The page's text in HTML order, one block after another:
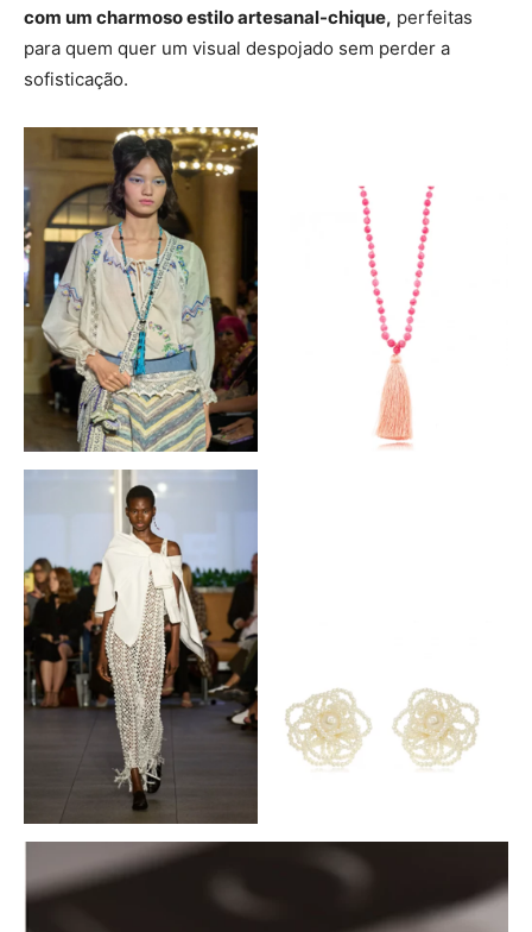
com um charmoso estilo artesanal-chique, perfeitas
para quem quer um visual despojado sem perder a
sofisticação.